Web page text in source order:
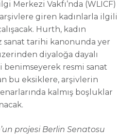
Merkezi Vakfı’nda (WLICF)
giren kadınlarla ilgili
Hurth, kadın
sanat tarihi kanonunda yer
diyaloğa dayalı
resmi sanat
bu eksiklere, arşivlerin
kalmış boşluklar
projesi Berlin Senatosu